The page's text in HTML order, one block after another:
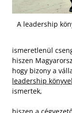
A leadership
ismeretlenül
hiszen
hogy bizony a
leadership
ismertek,
hiszen a